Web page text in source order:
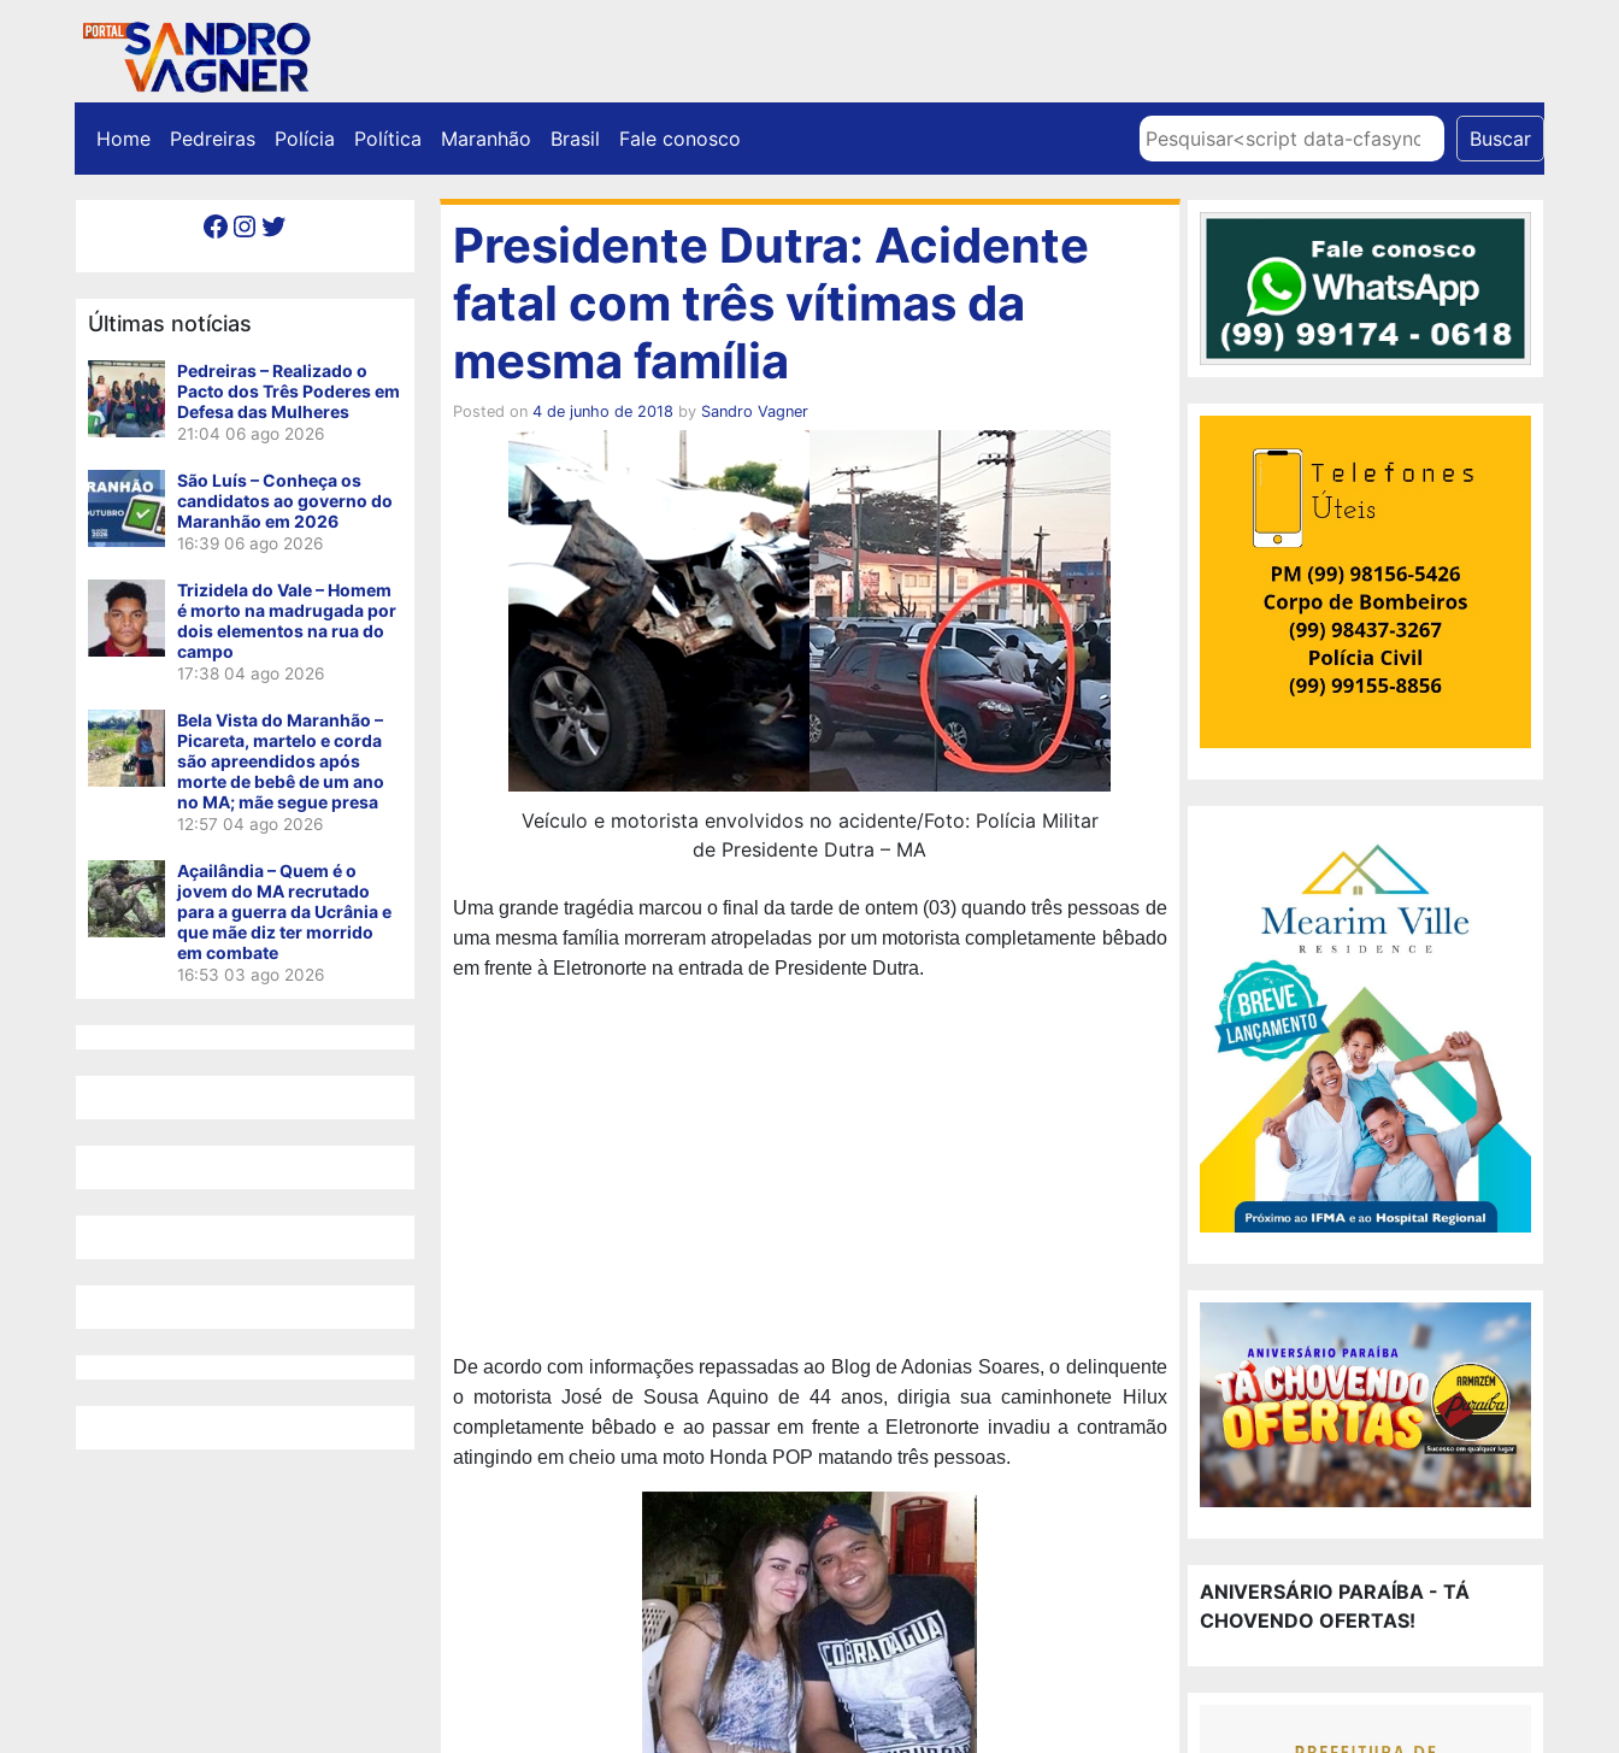
Home Pedreiras Polícia Política Maranhão Brasil Fale conosco Pesquisar Buscar
Facebook Instagram Twitter
Últimas notícias
Pedreiras – Realizado o
Pacto dos Três Poderes em
Defesa das Mulheres
21:04 06 ago 2026
São Luís – Conheça os
candidatos ao governo do
Maranhão em 2026
16:39 06 ago 2026
Trizidela do Vale – Homem
é morto na madrugada por
dois elementos na rua do
campo
17:38 04 ago 2026
Bela Vista do Maranhão –
Picareta, martelo e corda
são apreendidos após
morte de bebê de um ano
no MA; mãe segue presa
12:57 04 ago 2026
Açailândia – Quem é o
jovem do MA recrutado
para a guerra da Ucrânia e
que mãe diz ter morrido
em combate
16:53 03 ago 2026
Presidente Dutra: Acidente
fatal com três vítimas da
mesma família
Posted on 4 de junho de 2018 by Sandro Vagner
Veículo e motorista envolvidos no acidente/Foto: Polícia Militar
de Presidente Dutra – MA
Uma grande tragédia marcou o final da tarde de ontem (03) quando três pessoas de
uma mesma família morreram atropeladas por um motorista completamente bêbado
em frente à Eletronorte na entrada de Presidente Dutra.
De acordo com informações repassadas ao Blog de Adonias Soares, o delinquente
o motorista José de Sousa Aquino de 44 anos, dirigia sua caminhonete Hilux
completamente bêbado e ao passar em frente a Eletronorte invadiu a contramão
atingindo em cheio uma moto Honda POP matando três pessoas.
ANIVERSÁRIO PARAÍBA - TÁ
CHOVENDO OFERTAS!